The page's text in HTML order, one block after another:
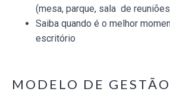
(mesa, parque, sala de
Saiba quando é o melhor
escritório
MODELO DE GESTÃO